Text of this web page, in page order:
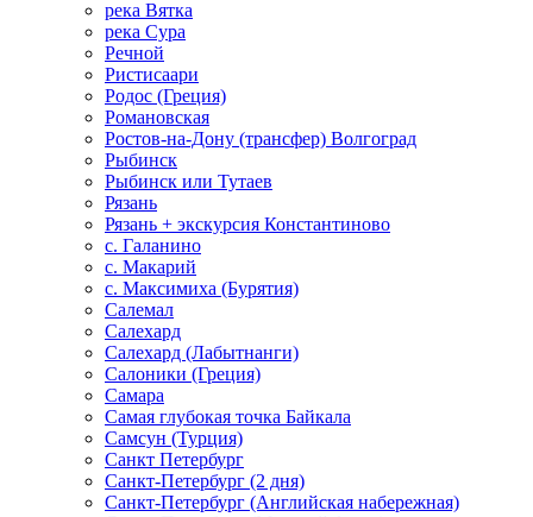
река Вятка
река Сура
Речной
Ристисаари
Родос (Греция)
Романовская
Ростов-на-Дону (трансфер) Волгоград
Рыбинск
Рыбинск или Тутаев
Рязань
Рязань + экскурсия Константиново
с. Галанино
с. Макарий
с. Максимиха (Бурятия)
Салемал
Салехард
Салехард (Лабытнанги)
Салоники (Греция)
Самара
Самая глубокая точка Байкала
Самсун (Турция)
Санкт Петербург
Санкт-Петербург (2 дня)
Санкт-Петербург (Английская набережная)